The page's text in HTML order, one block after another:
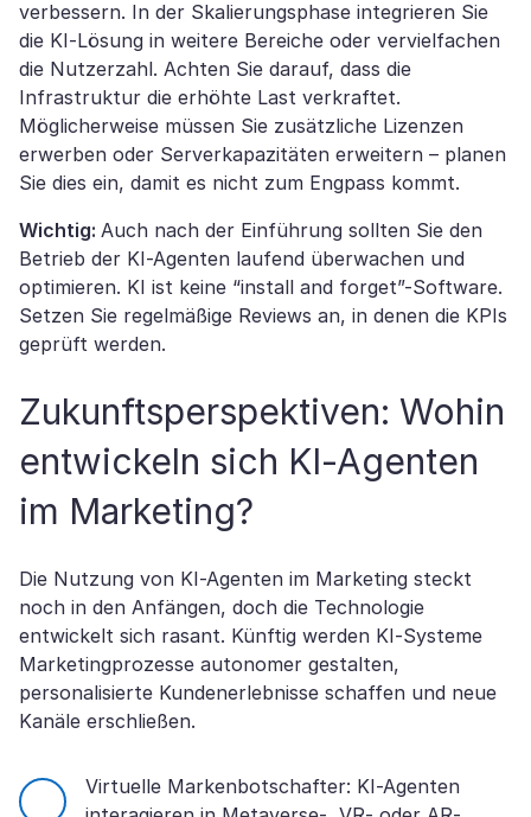
verbessern. In der Skalierungsphase integrieren Sie
die KI-Lösung in weitere Bereiche oder vervielfachen
die Nutzerzahl. Achten Sie darauf, dass die
Infrastruktur die erhöhte Last verkraftet.
Möglicherweise müssen Sie zusätzliche Lizenzen
erwerben oder Serverkapazitäten erweitern – planen
Sie dies ein, damit es nicht zum Engpass kommt.
Wichtig: Auch nach der Einführung sollten Sie den
Betrieb der KI-Agenten laufend überwachen und
optimieren. KI ist keine “install and forget”-Software.
Setzen Sie regelmäßige Reviews an, in denen die KPIs
geprüft werden.
Zukunftsperspektiven: Wohin
entwickeln sich KI-Agenten
im Marketing?
Die Nutzung von KI-Agenten im Marketing steckt
noch in den Anfängen, doch die Technologie
entwickelt sich rasant. Künftig werden KI-Systeme
Marketingprozesse autonomer gestalten,
personalisierte Kundenerlebnisse schaffen und neue
Kanäle erschließen.
Virtuelle Markenbotschafter: KI-Agenten